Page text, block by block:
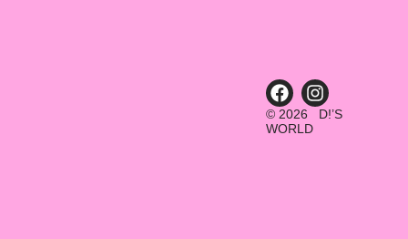
© 2026 D!’S
WORLD